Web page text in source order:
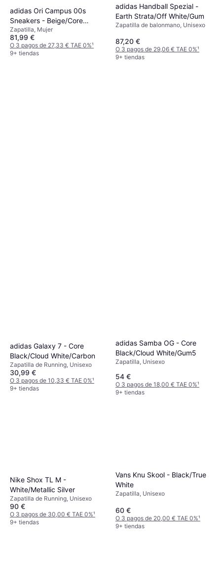
adidas Ori Campus 00s
Sneakers - Beige/Core
Black/Off White
Zapatilla, Mujer
81,99 €
O 3 pagos de 27,33 € TAE 0%¹
9+ tiendas
adidas Handball Spezial -
Earth Strata/Off White/Gum
Zapatilla de balonmano, Unisexo
87,20 €
O 3 pagos de 29,06 € TAE 0%¹
9+ tiendas
adidas Galaxy 7 - Core
Black/Cloud White/Carbon
Zapatilla de Running, Unisexo
30,99 €
O 3 pagos de 10,33 € TAE 0%¹
9+ tiendas
adidas Samba OG - Core
Black/Cloud White/Gum5
Zapatilla, Unisexo
54 €
O 3 pagos de 18,00 € TAE 0%¹
9+ tiendas
Nike Shox TL M -
White/Metallic Silver
Zapatilla de Running, Unisexo
90 €
O 3 pagos de 30,00 € TAE 0%¹
9+ tiendas
Vans Knu Skool - Black/True
White
Zapatilla, Unisexo
60 €
O 3 pagos de 20,00 € TAE 0%¹
9+ tiendas